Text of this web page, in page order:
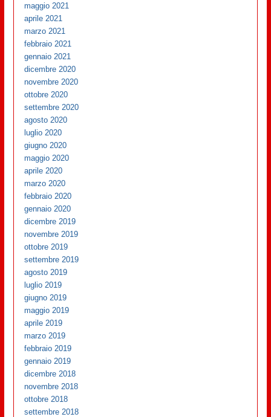
maggio 2021
aprile 2021
marzo 2021
febbraio 2021
gennaio 2021
dicembre 2020
novembre 2020
ottobre 2020
settembre 2020
agosto 2020
luglio 2020
giugno 2020
maggio 2020
aprile 2020
marzo 2020
febbraio 2020
gennaio 2020
dicembre 2019
novembre 2019
ottobre 2019
settembre 2019
agosto 2019
luglio 2019
giugno 2019
maggio 2019
aprile 2019
marzo 2019
febbraio 2019
gennaio 2019
dicembre 2018
novembre 2018
ottobre 2018
settembre 2018